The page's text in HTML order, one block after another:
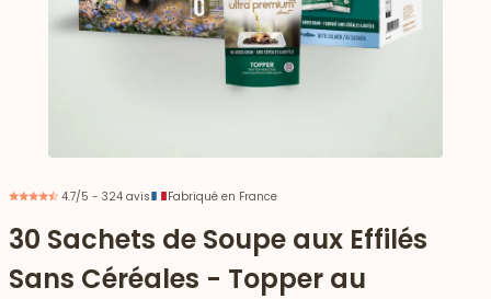
4.7/5 - 324 avis Fabriqué en France
30 Sachets de Soupe aux Effilés
Sans Céréales - Topper au